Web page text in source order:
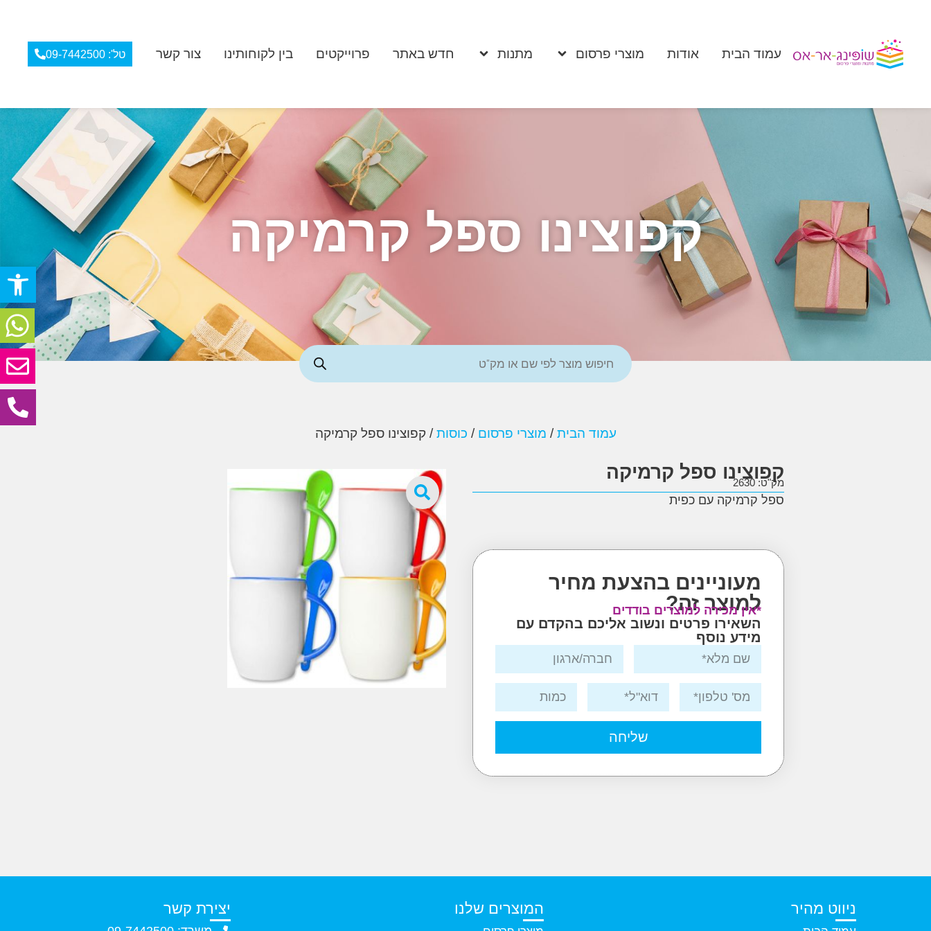
פתח
עמוד הבית אודות מוצרי פרסום מתנות חדש באתר פרוייקטים בין לקוחותינו צור קשר טל': 09-7442500
קפוצינו ספל קרמיקה
עמוד הבית/ מוצרי פרסום / כוסות/ קפוצינו ספל קרמיקה
קפוצינו ספל קרמיקה
מק"ט: 2630
ספל קרמיקה עם כפית
מעוניינים בהצעת מחיר
למוצר זה?
*אין מכירה למוצרים בודדים
השאירו פרטים ונשוב אליכם בהקדם עם
מידע נוסף
שליחה
ניווט מהיר המוצרים שלנו יצירת קשר